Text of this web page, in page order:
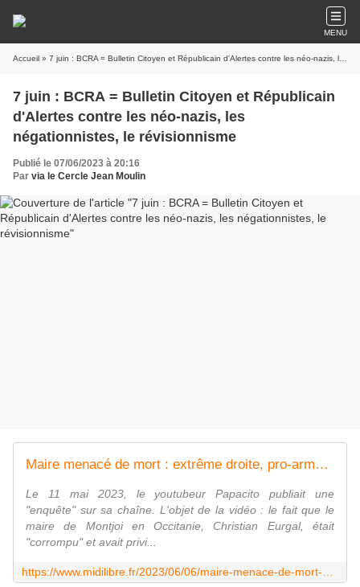
MENU
Accueil » 7 juin : BCRA = Bulletin Citoyen et Républicain d'Alertes contre les néo-nazis, les négationnistes, le révisionnisme
7 juin : BCRA = Bulletin Citoyen et Républicain
d'Alertes contre les néo-nazis, les
négationnistes, le révisionnisme
Publié le 07/06/2023 à 20:16
Par via le Cercle Jean Moulin
Maire menacé de mort : extrême droite, pro-arme, banni de Twitter... qui est Papacito, impliqué dans l'affaire ?
Le 11 mai 2023, le youtubeur Papacito publiait une
"enquête" sur sa chaîne. L'objet de la vidéo : le fait que le
maire de Montjoi en Occitanie, Christian Eurgal, était
"corrompu" et avait privi...